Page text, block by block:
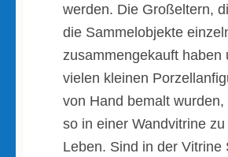
werden. Die Großeltern,
die Sammelobjekte
zusammengekauft haben
vielen kleinen
von Hand bemalt wurden,
so in einer Wandvitrine zu
Leben. Sind in der Vitrine